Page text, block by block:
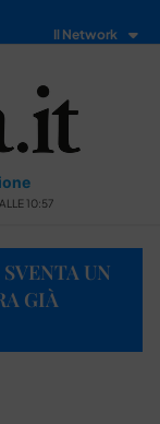
Il Network
10:57
UN
GIÀ